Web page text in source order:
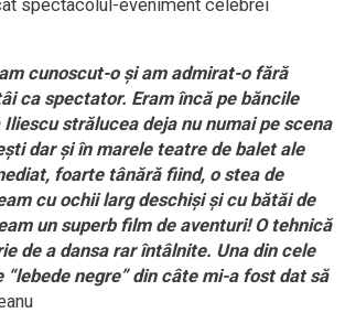
spectacolul-eveniment celebrei
cunoscut-o și am admirat-o fără
ca spectator. Eram încă pe băncile
strălucea deja nu numai pe scena
dar și în marele teatre de balet ale
foarte tânără fiind, o stea de
cu ochii larg deschiși și cu bătăi de
un superb film de aventuri! O tehnică
de a dansa rar întâlnite. Una din cele
negre” din câte mi-a fost dat să